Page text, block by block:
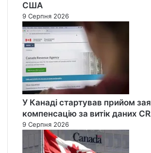
США
9 Серпня 2026
У Канаді стартував прийом
компенсацію за витік даних
9 Серпня 2026